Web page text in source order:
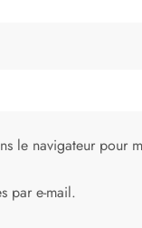
le navigateur pour
par e-mail.